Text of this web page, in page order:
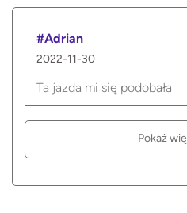
#Adrian
2022-11-30
Ta jazda mi się podobała
Pokaż